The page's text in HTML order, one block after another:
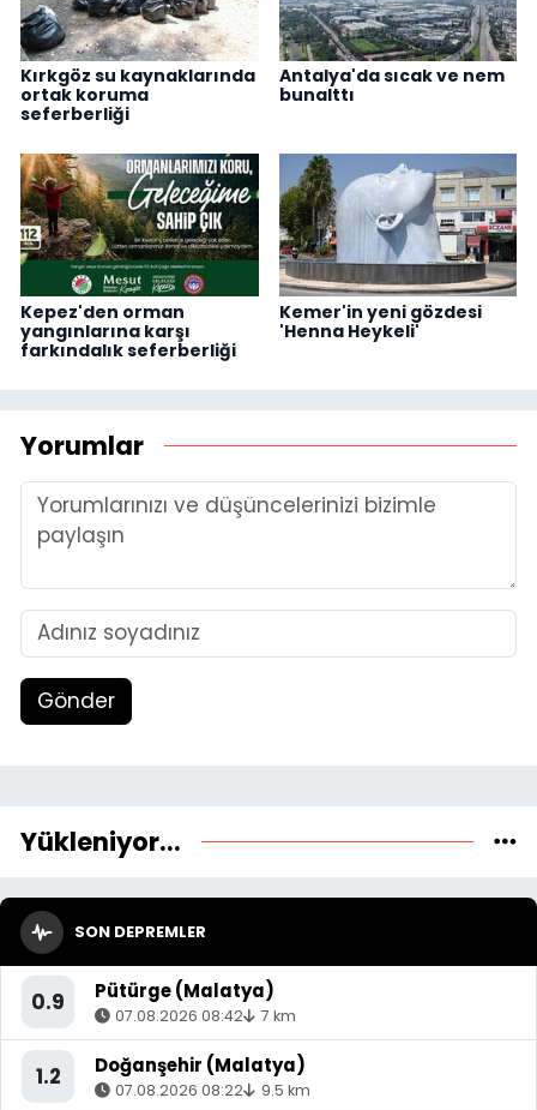
Kırkgöz su kaynaklarında
ortak koruma
seferberliği
Antalya'da sıcak ve nem
bunalttı
Kepez'den orman
yangınlarına karşı
farkındalık seferberliği
Kemer'in yeni gözdesi
'Henna Heykeli'
Yorumlar
Gönder
Yükleniyor...
SON DEPREMLER
0.9 Pütürge (Malatya)
07.08.2026 08:42 7 km
1.2 Doğanşehir (Malatya)
07.08.2026 08:22 9.5 km